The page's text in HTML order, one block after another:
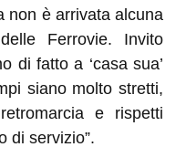
non è arrivata alcuna
Ferrovie. Invito
di fatto a ‘casa sua’
siano molto stretti,
e rispetti
di servizio”.